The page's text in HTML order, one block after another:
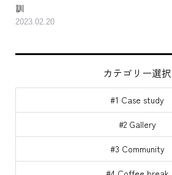
「うさぎとカメ」から学ぶ教
訓
カテゴリー選択
#1 Case study
#2 Gallery
#3 Community